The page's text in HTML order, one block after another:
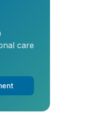
care